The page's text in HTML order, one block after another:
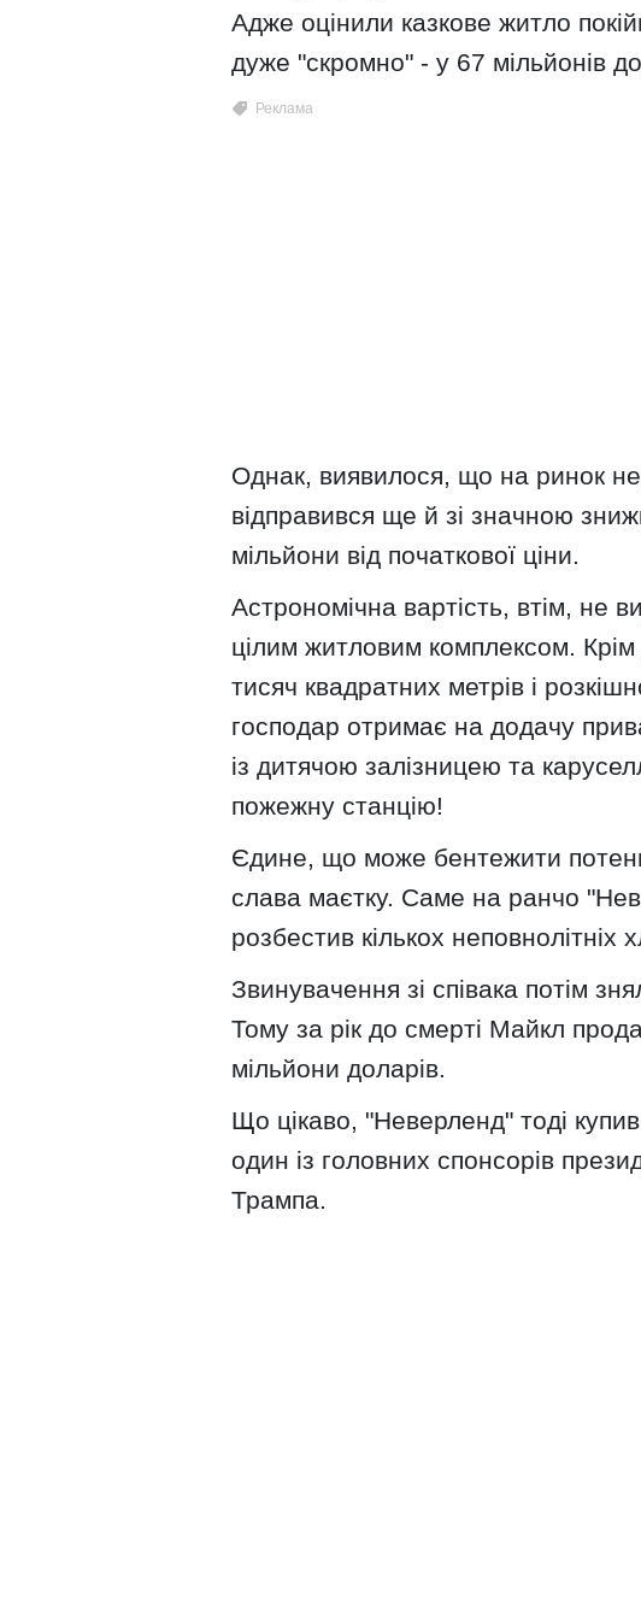
Адже оцінили казкове житло
дуже "скромно" - у 67 мільйонів
Однак, виявилося, що на ринок
відправився ще й зі значною
мільйони від початкової ціни.
Астрономічна вартість, втім, не
цілим житловим комплексом.
тисяч квадратних метрів і
господар отримає на додачу
із дитячою залізницею та
пожежну станцію!
Єдине, що може бентежити
слава маєтку. Саме на ранчо
розбестив кількох неповнолітніх
Звинувачення зі співака потім
Тому за рік до смерті Майкл
мільйони доларів.
Що цікаво, "Неверленд" тоді
один із головних спонсорів
Трампа.